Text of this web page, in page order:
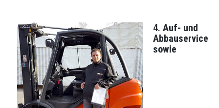
4. Auf- und
Abbauservice
sowie